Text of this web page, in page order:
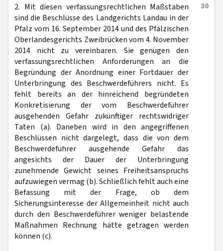
30
2. Mit diesen verfassungsrechtlichen Maßstäben
sind die Beschlüsse des Landgerichts Landau in der
Pfalz vom 16. September 2014 und des Pfälzischen
Oberlandesgerichts Zweibrücken vom 4. November
2014 nicht zu vereinbaren. Sie genügen den
verfassungsrechtlichen Anforderungen an die
Begründung der Anordnung einer Fortdauer der
Unterbringung des Beschwerdeführers nicht. Es
fehlt bereits an der hinreichend begründeten
Konkretisierung der vom Beschwerdeführer
ausgehenden Gefahr zukünftiger rechtswidriger
Taten (a). Daneben wird in den angegriffenen
Beschlüssen nicht dargelegt, dass die von dem
Beschwerdeführer ausgehende Gefahr das
angesichts der Dauer der Unterbringung
zunehmende Gewicht seines Freiheitsanspruchs
aufzuwiegen vermag (b). Schließlich fehlt auch eine
Befassung mit der Frage, ob dem
Sicherungsinteresse der Allgemeinheit nicht auch
durch den Beschwerdeführer weniger belastende
Maßnahmen Rechnung hätte getragen werden
können (c).